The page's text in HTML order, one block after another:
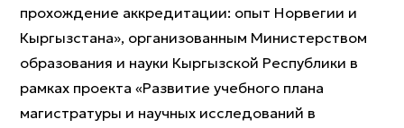
прохождение аккредитации: опыт Норвегии и
Кыргызстана», организованным Министерством
образования и науки Кыргызской Республики в
рамках проекта «Развитие учебного плана
магистратуры и научных исследований в